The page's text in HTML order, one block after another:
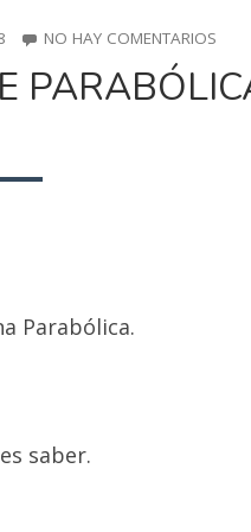
NO HAY COMENTARIOSEN
DE
Parabólica.
saber.